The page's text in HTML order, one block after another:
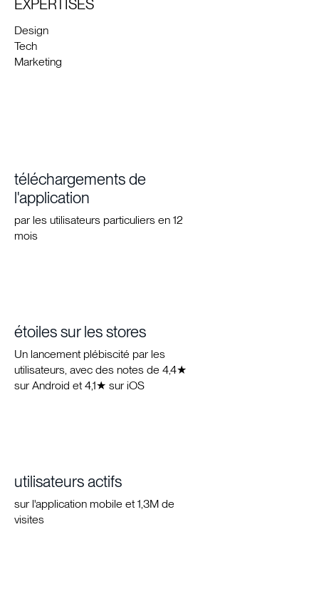
EXPERTISES
Design
Tech
Marketing
téléchargements de
l'application
par les utilisateurs particuliers en 12
mois
étoiles sur les stores
Un lancement plébiscité par les
utilisateurs, avec des notes de 4,4★
sur Android et 4,1★ sur iOS
utilisateurs actifs
sur l'application mobile et 1,3M de
visites